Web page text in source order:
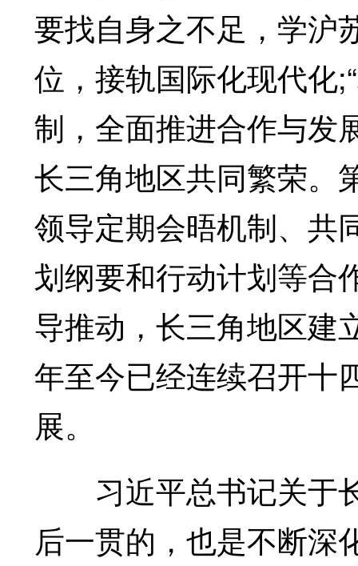
要找自身之不足，学沪
位，接轨国际化现代化
制，全面推进合作与发
长三角地区共同繁荣。
领导定期会晤机制、共
划纲要和行动计划等合
导推动，长三角地区建
年至今已经连续召开十
展。
习近平总书记关于
后一贯的，也是不断深